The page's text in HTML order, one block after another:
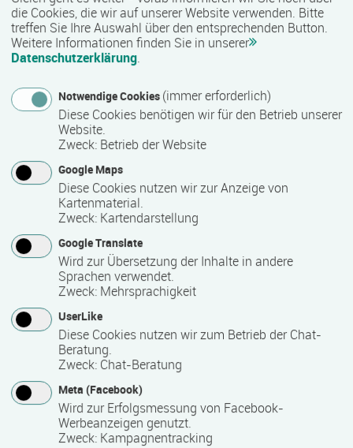
Ausstellungen und soziokulturelle Veranstaltungen zu
aktuellen Themen. Ein Schwerpunkt des Projektes ist die
Ausbildung und Begleitung von Multiplikator/-innen. Dabei
werden junge Erwachsene durch ein umfassendes
Seminarangebot und vielfältige Partizipationsmöglichkeiten
für die selbstständige entwicklungspolitische Arbeit mit
Schul- und Berufsschulklassen qualifiziert. Zum aktiven
Team gehören mittlerweile ca. 40 Multiplikator/-innen die
jährlich rund 150 Bildungsveranstaltungen in ganz
Mecklenburg-Vorpommern konzipieren und durchführen.
Unser Bildungskonzeptist dem Leitbild einer
nachhaltige Entwicklung
(BNE) verpflichtet. Mit unseren
Bildungsangeboten wollen wir die Auseinandersetzung mit
einer global gerechten und nachhaltigen Lebensweise
fördern und Gestaltungskompetenzen vermitteln. Die BNE
befähigt unsere Zielgruppen dazu, bewusste Entscheidungen
basierend auf der Abschätzung von Konsequenzen für
nachfolgende Generationen und andere Weltregionen zu
Kontakt
die Cookies, die wir auf unserer Website verwenden. Bitte
treffen Sie Ihre Auswahl über den entsprechenden Button.
Weitere Informationen finden Sie in unserer
Datenschutzerklärung.
Notwendige Cookies (immer erforderlich)
Diese Cookies benötigen wir für den Betrieb unserer
Website.
Zweck: Betrieb der Website
Google Maps
Diese Cookies nutzen wir zur Anzeige von
Kartenmaterial.
Zweck: Kartendarstellung
Google Translate
Wird zur Übersetzung der Inhalte in andere
Sprachen verwendet.
Zweck: Mehrsprachigkeit
UserLike
Diese Cookies nutzen wir zum Betrieb der Chat-
Beratung.
Zweck: Chat-Beratung
Meta (Facebook)
Wird zur Erfolgsmessung von Facebook-
Werbeanzeigen genutzt.
Zweck: Kampagnentracking